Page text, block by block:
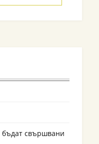
бъдат свършвани